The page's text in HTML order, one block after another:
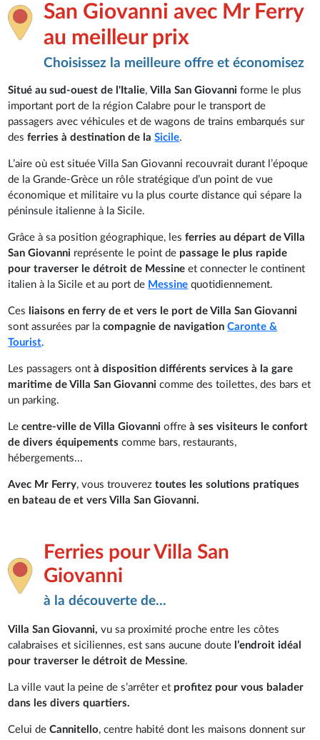
San Giovanni avec Mr Ferry
au meilleur prix
Choisissez la meilleure offre et économisez
Situé au sud-ouest de l'Italie,Villa San Giovanni forme le plus
important port de la région Calabre pour le transport de
passagers avec véhicules et de wagons de trains embarqués sur
desferries à destination de laSicile.
L’aire où est située Villa San Giovanni recouvrait durant l’époque
de la Grande-Grèce un rôle stratégique d’un point de vue
économique et militaire vu la plus courte distance qui sépare la
péninsule italienne à la Sicile.
Grâce à sa position géographique, lesferries au départ de Villa
San Giovanni représente le point de passage le plus rapide
pour traverser le détroit de Messine et connecter le continent
italien à la Sicile et au port de Messine quotidiennement.
Ces liaisons en ferry de et vers le port de Villa San Giovanni
sont assurées par lacompagnie de navigationCaronte &
Tourist.
Les passagers ontà disposition différents services à la gare
maritime de Villa San Giovannicomme des toilettes, des bars et
un parking.
Lecentre-ville de Villa Giovanni offreà ses visiteurs le confort
de divers équipements comme bars, restaurants,
hébergements...
Avec Mr Ferry, vous trouvereztoutes les solutions pratiques
en bateau de et vers Villa San Giovanni.
Ferries pour Villa San
Giovanni
à la découverte de...
Villa San Giovanni, vu sa proximité proche entre les côtes
calabraises et siciliennes, est sans aucune doute l’endroit idéal
pour traverser le détroit de Messine.
La ville vaut la peine de s’arrêter et profitez pour vous balader
dans les divers quartiers.
Celui deCannitello, centre habité dont les maisons donnent sur